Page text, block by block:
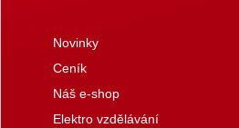
Novinky
Ceník
Náš e-shop
Elektro vzdělávání